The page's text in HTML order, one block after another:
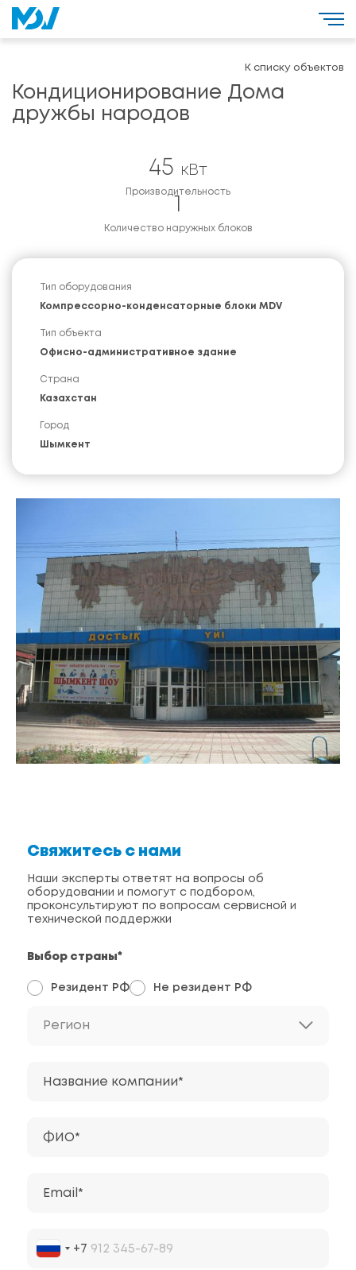
Кондиционирование Дома
дружбы народов
К списку объектов
45 кВт
Производительность
Количество наружных блоков
Тип оборудования
Компрессорно-конденсаторные блоки MDV
Тип объекта
Офисно-административное здание
Страна
Казахстан
Город
Шымкент
Свяжитесь с нами
Наши эксперты ответят на вопросы об
оборудовании и помогут с подбором,
проконсультируют по вопросам сервисной и
технической поддержки
Выбор страны*
Резидент РФ Не резидент РФ
Регион
Название компании*
ФИО*
Email*
+7